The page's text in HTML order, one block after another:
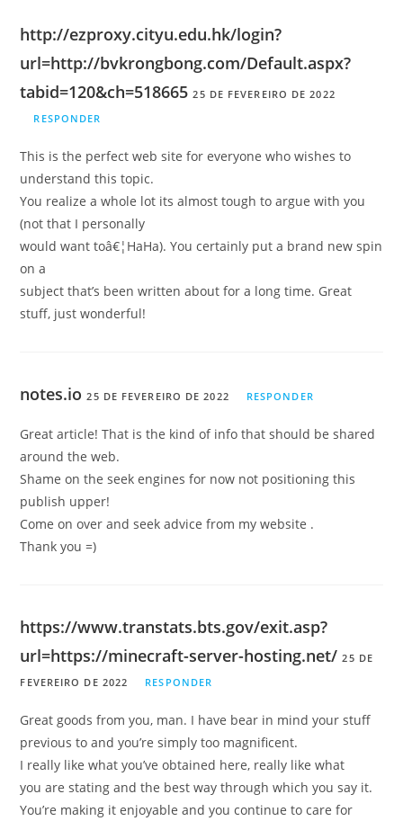
http://ezproxy.cityu.edu.hk/login?
url=http://bvkrongbong.com/Default.aspx?
tabid=120&ch=518665 25 DE FEVEREIRO DE 2022
RESPONDER
This is the perfect web site for everyone who wishes to
understand this topic.
You realize a whole lot its almost tough to argue with you
(not that I personally
would want toâ€¦HaHa). You certainly put a brand new spin
on a
subject that’s been written about for a long time. Great
stuff, just wonderful!
notes.io 25 DE FEVEREIRO DE 2022 RESPONDER
Great article! That is the kind of info that should be shared
around the web.
Shame on the seek engines for now not positioning this
publish upper!
Come on over and seek advice from my website .
Thank you =)
https://www.transtats.bts.gov/exit.asp?
url=https://minecraft-server-hosting.net/ 25 DE
FEVEREIRO DE 2022
RESPONDER
Great goods from you, man. I have bear in mind your stuff
previous to and you’re simply too magnificent.
I really like what you’ve obtained here, really like what
you are stating and the best way through which you say it.
You’re making it enjoyable and you continue to care for